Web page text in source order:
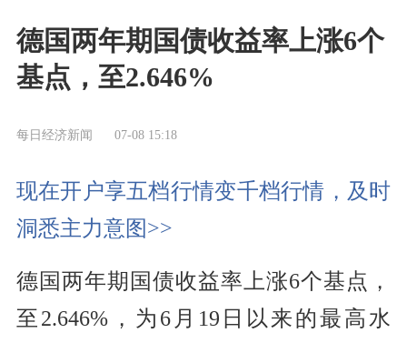
德国两年期国债收益率上涨6个
基点，至2.646%
每日经济新闻 07-08 15:18
现在开户享五档行情变千档行情，及时
洞悉主力意图>>
德国两年期国债收益率上涨6个基点，
至2.646%，为6月19日以来的最高水